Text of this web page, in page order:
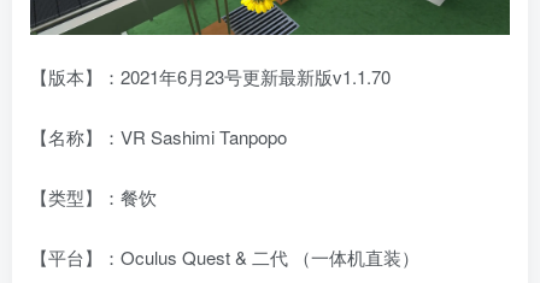
【版本】：2021年6月23号更新最新版v1.1.70
【名称】：VR Sashimi Tanpopo
【类型】：餐饮
【平台】：Oculus Quest & 二代 （一体机直装）